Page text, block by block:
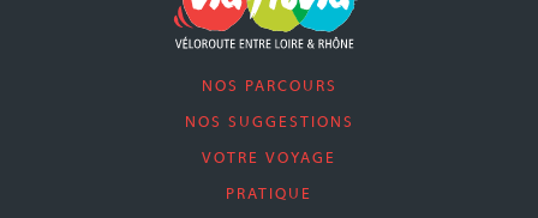
NOS PARCOURS
NOS SUGGESTIONS
VOTRE VOYAGE
PRATIQUE